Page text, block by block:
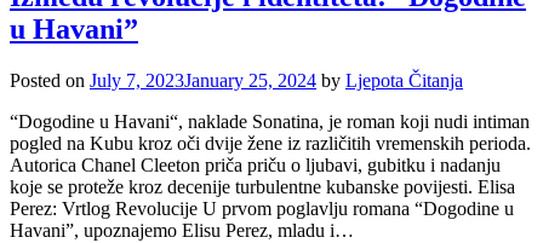
u Havani”
Posted on July 7, 2023January 25, 2024 by Ljepota Čitanja
“Dogodine u Havani“, naklade Sonatina, je roman koji nudi intiman
pogled na Kubu kroz oči dvije žene iz različitih vremenskih perioda.
Autorica Chanel Cleeton priča priču o ljubavi, gubitku i nadanju
koje se proteže kroz decenije turbulentne kubanske povijesti. Elisa
Perez: Vrtlog Revolucije U prvom poglavlju romana “Dogodine u
Havani”, upoznajemo Elisu Perez, mladu i…